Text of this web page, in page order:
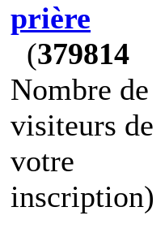
prière
(379814
Nombre de
visiteurs de
votre
inscription)